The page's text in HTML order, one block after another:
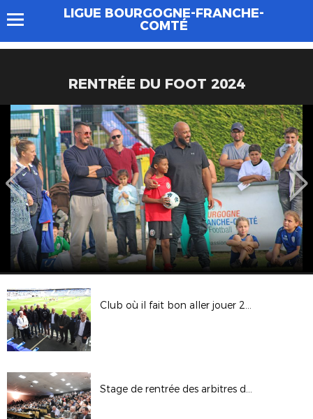
LIGUE BOURGOGNE-FRANCHE-
COMTÉ
RENTRÉE DU FOOT 2024
Club où il fait bon aller jouer 2016-2017
Stage de rentrée des arbitres de Ligue